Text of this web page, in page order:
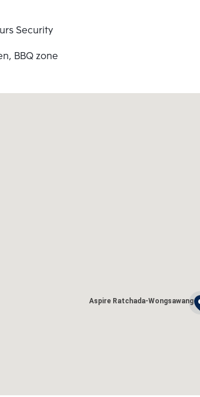
Security
BBQ zone
Aspire Ratchada-Wongsawang